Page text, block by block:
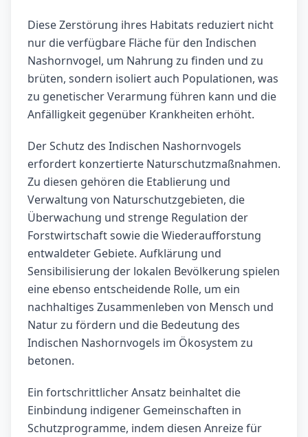
Diese Zerstörung ihres Habitats reduziert nicht
nur die verfügbare Fläche für den Indischen
Nashornvogel, um Nahrung zu finden und zu
brüten, sondern isoliert auch Populationen, was
zu genetischer Verarmung führen kann und die
Anfälligkeit gegenüber Krankheiten erhöht.
Der Schutz des Indischen Nashornvogels
erfordert konzertierte Naturschutzmaßnahmen.
Zu diesen gehören die Etablierung und
Verwaltung von Naturschutzgebieten, die
Überwachung und strenge Regulation der
Forstwirtschaft sowie die Wiederaufforstung
entwaldeter Gebiete. Aufklärung und
Sensibilisierung der lokalen Bevölkerung spielen
eine ebenso entscheidende Rolle, um ein
nachhaltiges Zusammenleben von Mensch und
Natur zu fördern und die Bedeutung des
Indischen Nashornvogels im Ökosystem zu
betonen.
Ein fortschrittlicher Ansatz beinhaltet die
Einbindung indigener Gemeinschaften in
Schutzprogramme, indem diesen Anreize für